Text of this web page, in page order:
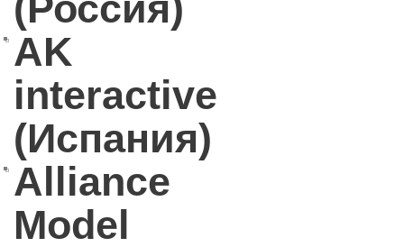
AK
interactive
(Испания)
Alliance
Model